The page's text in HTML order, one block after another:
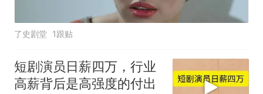
了史剧堂 1跟贴
短剧演员日薪四万，行业
高薪背后是高强度的付出